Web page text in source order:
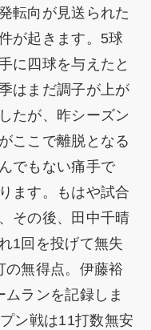
転向が見送られた
が起きます。5球
に四球を与えたと
はまだ調子が上が
たが、昨シーズン
ここで離脱となる
でもない痛手で
ます。もはや試合
その後、田中千晴
1回を投げて無失
の無得点。伊藤裕
ランを記録しま
ン戦は11打数無安